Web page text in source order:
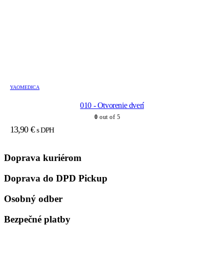
YAOMEDICA
010 - Otvorenie dverí
0 out of 5
13,90 € s DPH
Doprava kuriérom
Doprava do DPD Pickup
Osobný odber
Bezpečné platby